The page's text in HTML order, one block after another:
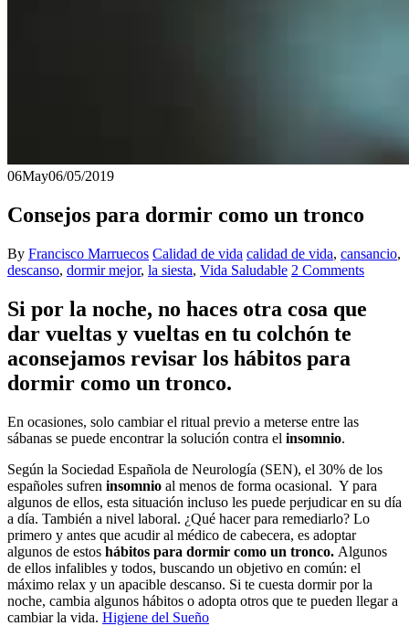
06May06/05/2019
Consejos para dormir como un tronco
By Francisco Marruecos Calidad de vida calidad de vida, cansancio,
descanso, dormir mejor, la siesta, Vida Saludable 2 Comments
Si por la noche, no haces otra cosa que
dar vueltas y vueltas en tu colchón te
aconsejamos revisar los hábitos para
dormir como un tronco.
En ocasiones, solo cambiar el ritual previo a meterse entre las
sábanas se puede encontrar la solución contra el insomnio.
Según la Sociedad Española de Neurología (SEN), el 30% de los
españoles sufren insomnio al menos de forma ocasional. Y para
algunos de ellos, esta situación incluso les puede perjudicar en su día
a día. También a nivel laboral. ¿Qué hacer para remediarlo? Lo
primero y antes que acudir al médico de cabecera, es adoptar
algunos de estos hábitos para dormir como un tronco. Algunos
de ellos infalibles y todos, buscando un objetivo en común: el
máximo relax y un apacible descanso. Si te cuesta dormir por la
noche, cambia algunos hábitos o adopta otros que te pueden llegar a
cambiar la vida. Higiene del Sueño